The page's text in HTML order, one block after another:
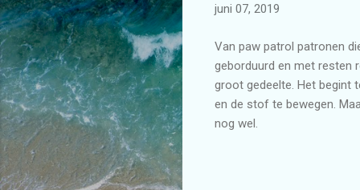
juni 07, 2019
Van paw patrol patronen
geborduurd en met resten
groot gedeelte. Het begint
en de stof te bewegen.
nog wel.